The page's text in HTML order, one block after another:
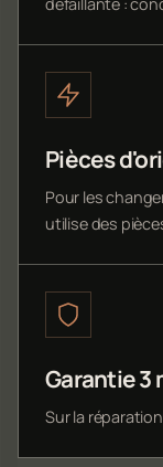
Pièces
Pour les
utilise des
Garantie 3
Sur la